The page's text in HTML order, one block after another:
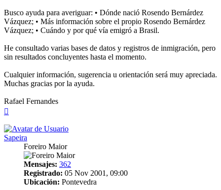
Busco ayuda para averiguar: • Dónde nació Rosendo Bernárdez
Vázquez; • Más información sobre el propio Rosendo Bernárdez
Vázquez; • Cuándo y por qué vía emigró a Brasil.
He consultado varias bases de datos y registros de inmigración, pero
sin resultados concluyentes hasta el momento.
Cualquier información, sugerencia u orientación será muy apreciada.
Muchas gracias por la ayuda.
Rafael Fernandes
Sapeira
Foreiro Maior
Mensajes: 362
Registrado: 05 Nov 2001, 09:00
Ubicación: Pontevedra